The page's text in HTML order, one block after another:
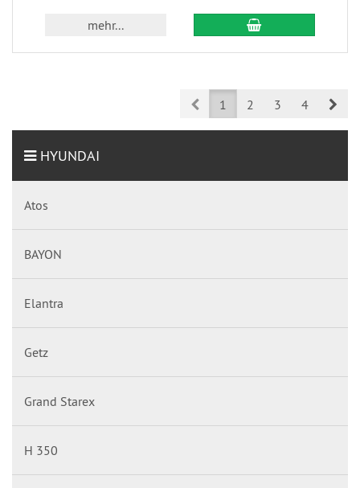
mehr...
Prev1 2 3 4
HYUNDAI
Atos
BAYON
Elantra
Getz
Grand Starex
H 350